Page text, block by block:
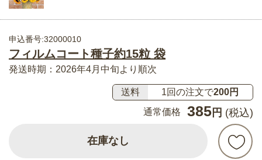
申込番号:32000010
フィルムコート種子約15粒 袋
発送時期：2026年4月中旬より順次
送料 1回の注文で200円
通常価格
385 円 (税込)
在庫なし